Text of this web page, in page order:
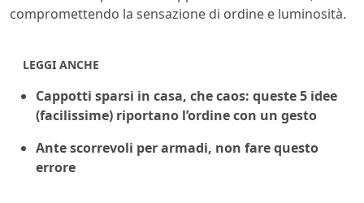
compromettendo la sensazione di ordine e luminosità.
LEGGI ANCHE
Cappotti sparsi in casa, che caos: queste 5 idee
(facilissime) riportano l’ordine con un gesto
Ante scorrevoli per armadi, non fare questo
errore